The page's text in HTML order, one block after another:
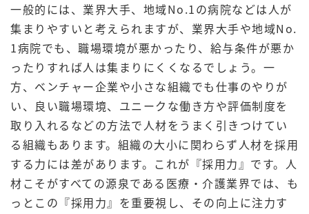
一般的には、業界大手、地域No.1の病院などは人が
集まりやすいと考えられますが、業界大手や地域No.
1病院でも、職場環境が悪かったり、給与条件が悪か
ったりすれば人は集まりにくくなるでしょう。一
方、ベンチャー企業や小さな組織でも仕事のやりが
い、良い職場環境、ユニークな働き方や評価制度を
取り入れるなどの方法で人材をうまく引きつけてい
る組織もあります。組織の大小に関わらず人材を採用
する力には差があります。これが『採用力』です。人
材こそがすべての源泉である医療・介護業界では、も
っとこの『採用力』を重要視し、その向上に注力す